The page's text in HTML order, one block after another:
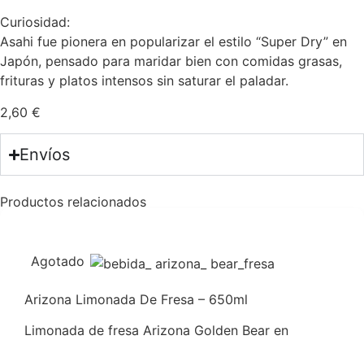
Curiosidad:
Asahi fue pionera en popularizar el estilo “Super Dry” en
Japón, pensado para maridar bien con comidas grasas,
frituras y platos intensos sin saturar el paladar.
2,60 €
Envíos
Productos relacionados
Agotado
Arizona Limonada De Fresa – 650ml
Limonada de fresa Arizona Golden Bear en